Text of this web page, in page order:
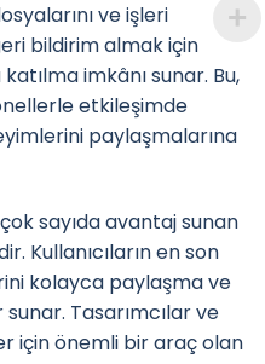
ve işleri
bildirim almak için
imkânı sunar. Bu,
etkileşimde
paylaşmalarına
sayıda avantaj sunan
Kullanıcıların en son
kolayca paylaşma ve
Tasarımcılar ve
için önemli bir araç olan